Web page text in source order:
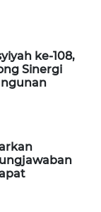
ke-108,
Sinergi